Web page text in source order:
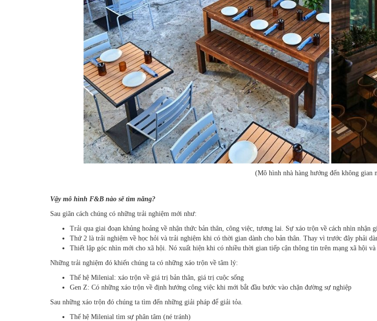
(Mô hình nhà hàng hướng đến không gian
Vậy mô hình F&B nào sẽ tìm năng?
Sau giãn cách chúng có những trải nghiệm mới như:
Trải qua giai đoạn khủng hoảng về nhận thức bản thân, công việc, tương lai. Sự xáo trộn về cách nhìn nhận
Thứ 2 là trải nghiệm về học hỏi và trải nghiệm khi có thời gian dành cho bản thân. Thay vì trước đây phải
Thiết lập góc nhìn mới cho xã hội. Nó xuất hiện khi có nhiều thời gian tiếp cận thông tin trên mạng xã hội
Những trải nghiệm đó khiến chúng ta có những xáo trộn về tâm lý:
Thế hệ Milenial: xáo trộn về giá trị bản thân, giá trị cuộc sống
Gen Z: Có những xáo trộn về định hướng công việc khi mới bắt đầu bước vào chặn đường sự nghiệp
Sau những xáo trộn đó chúng ta tìm đến những giải pháp để giải tỏa.
Thế hệ Milenial tìm sự phân tâm (né tránh)